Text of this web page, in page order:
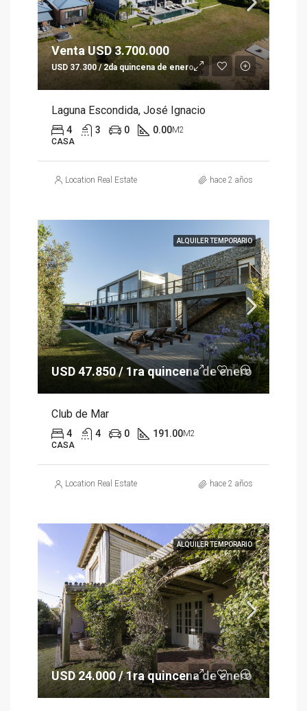
Venta USD 3.700.000
USD 37.300 / 2da quincena de enero
Laguna Escondida, José Ignacio
4 3 0 0.00M2
CASA
Location Real Estate hace 2 años
ALQUILER TEMPORARIO
USD 47.850 / 1ra quincena de enero
Club de Mar
4 4 0 191.00M2
CASA
Location Real Estate hace 2 años
ALQUILER TEMPORARIO
USD 24.000 / 1ra quincena de enero